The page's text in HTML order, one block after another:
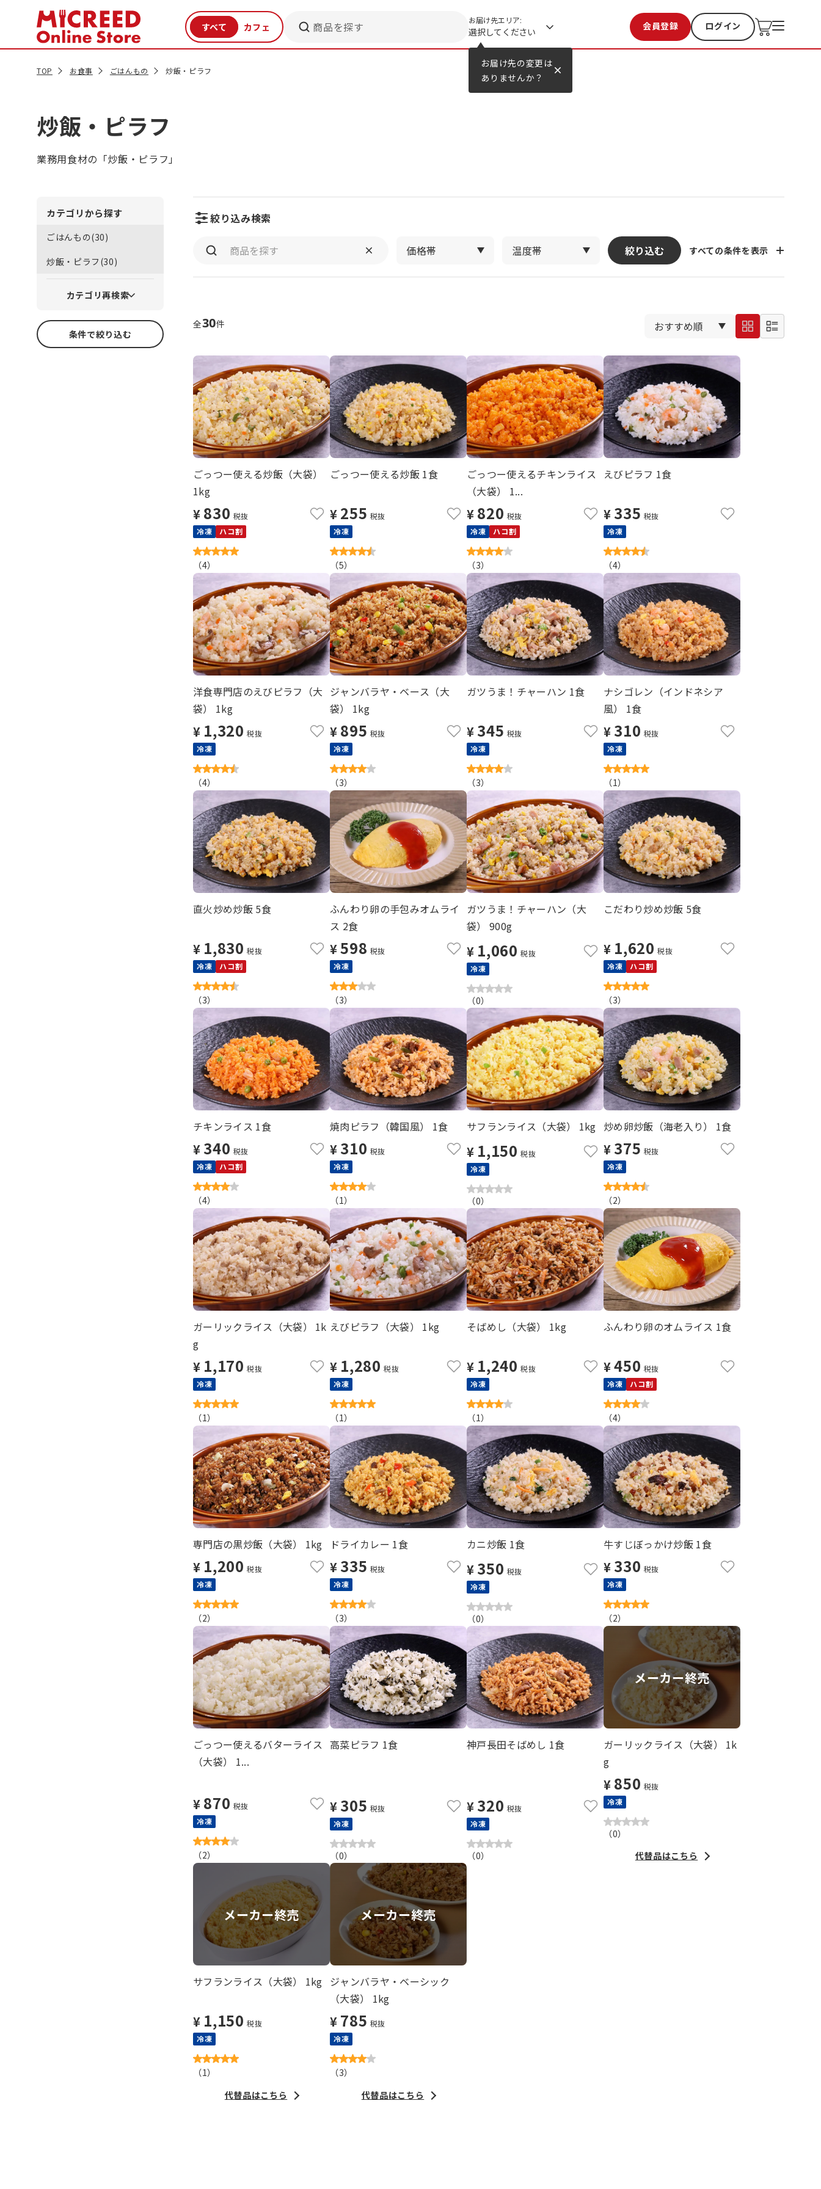
お届け先の変更は
ありませんか？
商品を探す お届け先エリア:
選択してください 会員登録 ログイン
お気に入り 過去購入
TOP お食事 ごはんもの 炒飯・ピラフ
炒飯・ピラフ
業務用食材の「炒飯・ピラフ」
絞り込み検索
価格帯 温度帯 絞り込む すべての条件を表示
全30件
ごっつー使える炒飯（大袋）
1kg
¥ 830 税抜
冷凍
ハコ割
（4）
ごっつー使える炒飯 1食
¥ 255 税抜
冷凍
（5）
ごっつー使えるチキンライス
（大袋） 1...
¥ 820 税抜
冷凍
ハコ割
（3）
えびピラフ 1食
¥ 335 税抜
冷凍
（4）
洋食専門店のえびピラフ（大
袋） 1kg
¥ 1,320 税抜
冷凍
（4）
ジャンバラヤ・ベース（大
袋） 1kg
¥ 895 税抜
冷凍
（3）
ガツうま！チャーハン 1食
¥ 345 税抜
冷凍
（3）
ナシゴレン（インドネシア
風） 1食
¥ 310 税抜
冷凍
（1）
直火炒め炒飯 5食
¥ 1,830 税抜
冷凍
ハコ割
（3）
ふんわり卵の手包みオムライ
ス 2食
¥598 税抜
冷凍
（3）
ガツうま！チャーハン（大
袋） 900g
¥ 1,060 税抜
冷凍
（0）
こだわり炒め炒飯 5食
¥ 1,620 税抜
冷凍
ハコ割
（3）
チキンライス 1食
¥ 340 税抜
冷凍
ハコ割
（4）
焼肉ピラフ（韓国風） 1食
¥ 310 税抜
冷凍
（1）
サフランライス（大袋） 1kg
¥ 1,150 税抜
冷凍
（0）
炒め卵炒飯（海老入り） 1食
¥ 375 税抜
冷凍
（2）
ガーリックライス（大袋） 1k
g
¥ 1,170 税抜
冷凍
（1）
えびピラフ（大袋） 1kg
¥ 1,280 税抜
冷凍
（1）
そばめし（大袋） 1kg
¥ 1,240 税抜
冷凍
（1）
ふんわり卵のオムライス 1食
¥450 税抜
冷凍
ハコ割
（4）
専門店の黒炒飯（大袋） 1kg
¥ 1,200 税抜
冷凍
（2）
ドライカレー 1食
¥ 335 税抜
冷凍
（3）
カニ炒飯 1食
¥ 350 税抜
冷凍
（0）
牛すじぼっかけ炒飯 1食
¥ 330 税抜
冷凍
（2）
ごっつー使えるバターライス
（大袋） 1...
¥ 870 税抜
冷凍
（2）
高菜ピラフ 1食
¥ 305 税抜
冷凍
（0）
神戸長田そばめし 1食
¥ 320 税抜
冷凍
（0）
メーカー終売
ガーリックライス（大袋） 1k
g
¥ 850 税抜
冷凍
（0）
代替品はこちら
メーカー終売
サフランライス（大袋） 1kg
¥ 1,150 税抜
冷凍
（1）
代替品はこちら
メーカー終売
ジャンバラヤ・ベーシック
（大袋） 1kg
¥ 785 税抜
冷凍
（3）
代替品はこちら
カテゴリから探す
ごはんもの(30)
炒飯・ピラフ(30)
カテゴリ再検索
条件で絞り込む